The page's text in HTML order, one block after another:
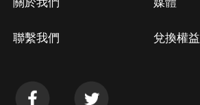
聯繫我們 兌換權益